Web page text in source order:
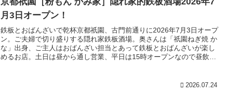
月3日オープン！
鉄板とおばんざいで乾杯京都祇園、古門前通りに2026年7月3日オープ
ン。ご夫婦で切り盛りする隠れ家鉄板酒場。奥さんは「祇園ねぎ焼 か
な」出身、ご主人はおばんざい担当とあって鉄板とおばんざいが楽し
めるお店。土日は昼から通し営業、平日は15時オープンなので昼飲み
2026.07.24